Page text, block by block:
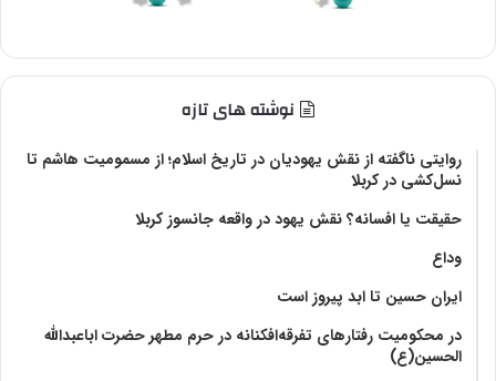
نوشته های تازه
روایتی ناگفته از نقش یهودیان در تاریخ اسلام؛ از مسمومیت هاشم تا
نسل‌کشی در کربلا
حقیقت یا افسانه؟‌ نقش یهود در واقعه جانسوز کربلا
وداع
ایران حسین تا ابد پیروز است
در محکومیت رفتارهای تفرقه‌افکنانه در حرم مطهر حضرت اباعبدالله
الحسین(ع)